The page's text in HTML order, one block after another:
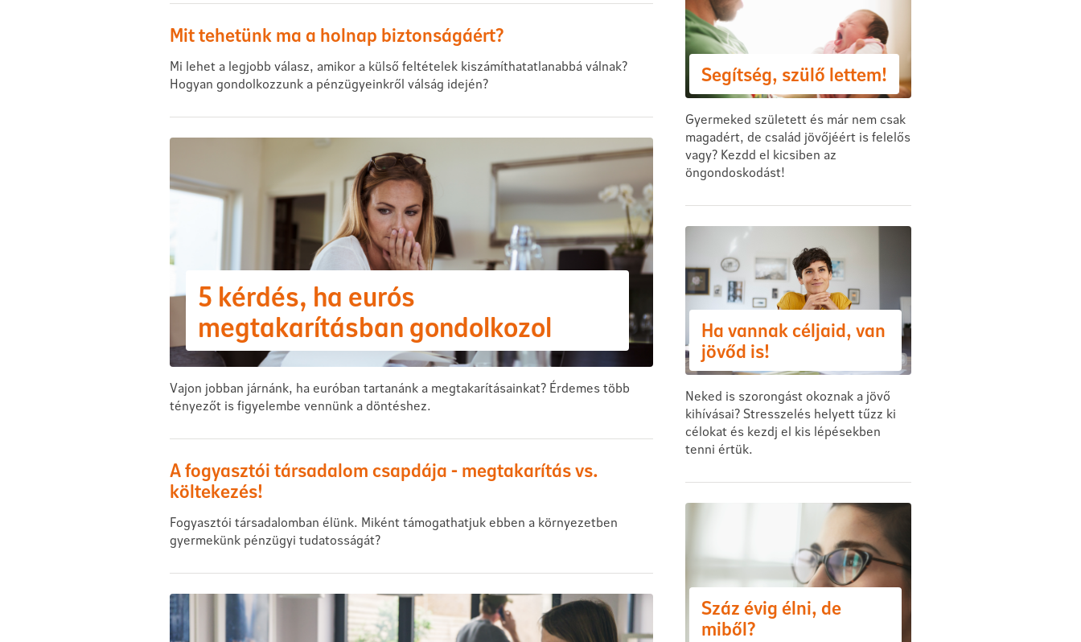
Mit tehetünk ma a holnap biztonságáért?
Mi lehet a legjobb válasz, amikor a külső feltételek kiszámíthatatlanabbá válnak?
Hogyan gondolkozzunk a pénzügyeinkről válság idején?
5 kérdés, ha eurós
megtakarításban gondolkozol
Vajon jobban járnánk, ha euróban tartanánk a megtakarításainkat? Érdemes több
tényezőt is figyelembe vennünk a döntéshez.
A fogyasztói társadalom csapdája - megtakarítás vs.
költekezés!
Fogyasztói társadalomban élünk. Miként támogathatjuk ebben a környezetben
gyermekünk pénzügyi tudatosságát?
Segítség, szülő lettem!
Gyermeked született és már nem csak
magadért, de család jövőjéért is felelős
vagy? Kezdd el kicsiben az
öngondoskodást!
Ha vannak céljaid, van
jövőd is!
Neked is szorongást okoznak a jövő
kihívásai? Stresszelés helyett tűzz ki
célokat és kezdj el kis lépésekben
tenni értük.
Száz évig élni, de
miből?